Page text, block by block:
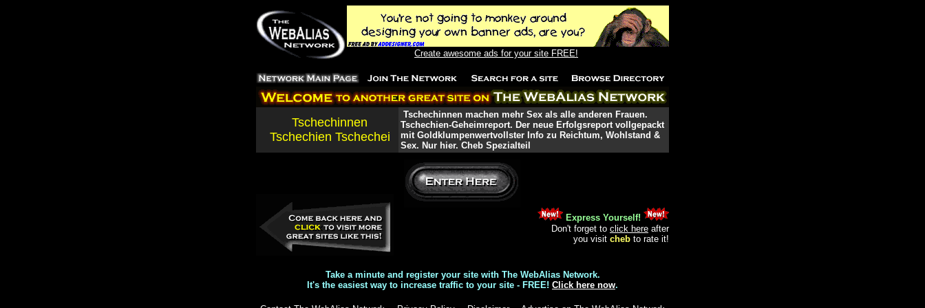
Create awesome ads for your site FREE!
Tschechinnen
Tschechien Tschechei
Tschechinnen machen mehr Sex als alle anderen Frauen.
Tschechien-Geheimreport. Der neue Erfolgsreport vollgepackt
mit Goldklumpenwertvollster Info zu Reichtum, Wohlstand &
Sex. Nur hier. Cheb Spezialteil
Express Yourself!
Don't forget to click here after
you visit cheb to rate it!
Take a minute and register your site with The WebAlias Network.
It's the easiest way to increase traffic to your site - FREE! Click here now.